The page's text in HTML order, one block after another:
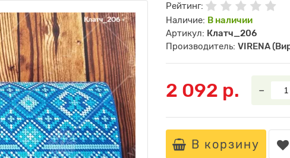
Рейтинг:
Наличие: В наличии
Артикул: Клатч_206
Производитель: VIRENA
2 092 р. –
В корзину